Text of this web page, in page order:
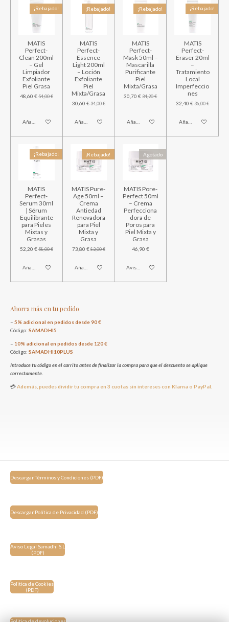
¡Rebajado!
MATIS
Perfect-
Clean 200ml
– Gel
Limpiador
Exfoliante
Piel Grasa
48,60 €54,00 €
Añadir al carrito
¡Rebajado!
MATIS
Perfect-
Essence
Light 200ml
– Loción
Exfoliante
Piel
Mixta/Grasa
30,60 €34,00 €
Añadir al carrito
¡Rebajado!
MATIS
Perfect-
Mask 50ml –
Mascarilla
Purificante
Piel
Mixta/Grasa
30,70 € 34,20 €
Añadir al carrito
¡Rebajado!
MATIS
Perfect-
Eraser 20ml
–
Tratamiento
Local
Imperfeccio
nes
32,40 €36,00 €
Añadir al carrito
¡Rebajado!
MATIS
Perfect-
Serum 30ml
| Sérum
Equilibrante
para Pieles
Mixtas y
Grasas
52,20 €58,00 €
Añadir al carrito
¡Rebajado!
MATIS Pure-
Age 50ml –
Crema
Antiedad
Renovadora
para Piel
Mixta y
Grasa
73,80 €82,00 €
Añadir al carrito
Agotado
MATIS Pore-
Perfect 50ml
– Crema
Perfecciona
dora de
Poros para
Piel Mixta y
Grasa
46,90 €
Avisarme cuando esté disponible
Ahorra más en tu pedido
– 5% adicional en pedidos desde 90 €
Código: SAMADHI5
– 10% adicional en pedidos desde 120 €
Código: SAMADHI10PLUS
Introduce tu código en el carrito antes de finalizar la compra para que el descuento se aplique
correctamente.
💳Además, puedes dividir tu compra en 3 cuotas sin intereses con Klarna o PayPal.
Descargar Términos y Condiciones (PDF)
Descargar Política de Privacidad (PDF)
Aviso Legal Samadhi S.L
(PDF)
Politica de Cookies
(PDF)